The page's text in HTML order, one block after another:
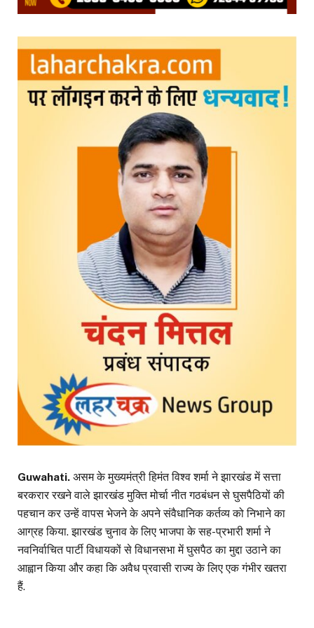
Guwahati. असम के मुख्यमंत्री हिमंत विश्व शर्मा ने झारखंड में सत्ता
बरकरार रखने वाले झारखंड मुक्ति मोर्चा नीत गठबंधन से घुसपैठियों की
पहचान कर उन्हें वापस भेजने के अपने संवैधानिक कर्तव्य को निभाने का
आग्रह किया. झारखंड चुनाव के लिए भाजपा के सह-प्रभारी शर्मा ने
नवनिर्वाचित पार्टी विधायकों से विधानसभा में घुसपैठ का मुद्दा उठाने का
आह्वान किया और कहा कि अवैध प्रवासी राज्य के लिए एक गंभीर खतरा
हैं.